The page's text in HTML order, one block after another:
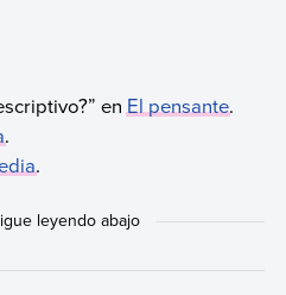
enEl pensante.
.
.